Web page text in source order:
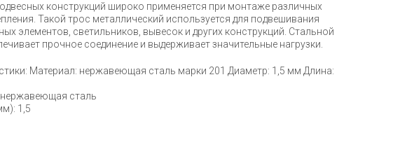
конструкций широко применяется при монтаже различных
Такой трос металлический используется для подвешивания
элементов, светильников, вывесок и других конструкций. Стальной
прочное соединение и выдерживает значительные нагрузки.
Материал: нержавеющая сталь марки 201 Диаметр: 1,5 мм Длина:
сталь
1,5